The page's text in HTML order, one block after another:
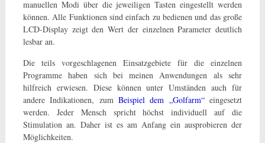
manuellen Modi über die jeweiligen Tasten eingestellt werden
können. Alle Funktionen sind einfach zu bedienen und das große
LCD-Display zeigt den Wert der einzelnen Parameter deutlich
lesbar an.
Die teils vorgeschlagenen Einsatzgebiete für die einzelnen
Programme haben sich bei meinen Anwendungen als sehr
hilfreich erwiesen. Diese können unter Umständen auch für
andere Indikationen, zum Beispiel dem „Golfarm“eingesetzt
werden. Jeder Mensch spricht höchst individuell auf die
Stimulation an. Daher ist es am Anfang ein ausprobieren der
Möglichkeiten.